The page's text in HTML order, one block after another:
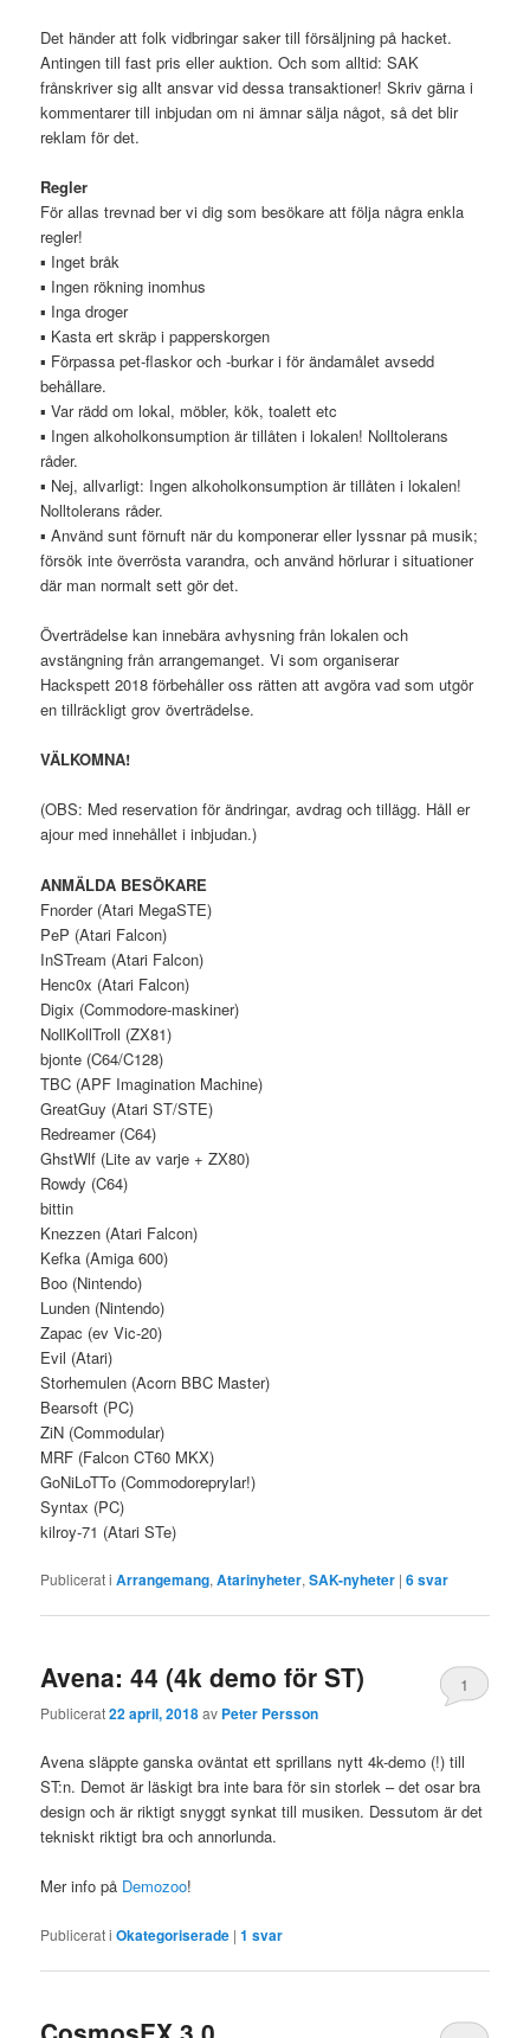
Det händer att folk vidbringar saker till försäljning på hacket.
Antingen till fast pris eller auktion. Och som alltid: SAK
frånskriver sig allt ansvar vid dessa transaktioner! Skriv gärna i
kommentarer till inbjudan om ni ämnar sälja något, så det blir
reklam för det.
Regler
För allas trevnad ber vi dig som besökare att följa några enkla
regler!
▪ Inget bråk
▪ Ingen rökning inomhus
▪ Inga droger
▪ Kasta ert skräp i papperskorgen
▪ Förpassa pet-flaskor och -burkar i för ändamålet avsedd
behållare.
▪ Var rädd om lokal, möbler, kök, toalett etc
▪ Ingen alkoholkonsumption är tillåten i lokalen! Nolltolerans
råder.
▪ Nej, allvarligt: Ingen alkoholkonsumption är tillåten i lokalen!
Nolltolerans råder.
▪ Använd sunt förnuft när du komponerar eller lyssnar på musik;
försök inte överrösta varandra, och använd hörlurar i situationer
där man normalt sett gör det.
Överträdelse kan innebära avhysning från lokalen och
avstängning från arrangemanget. Vi som organiserar
Hackspett 2018 förbehåller oss rätten att avgöra vad som utgör
en tillräckligt grov överträdelse.
VÄLKOMNA!
(OBS: Med reservation för ändringar, avdrag och tillägg. Håll er
ajour med innehållet i inbjudan.)
ANMÄLDA BESÖKARE
Fnorder (Atari MegaSTE)
PeP (Atari Falcon)
InSTream (Atari Falcon)
Henc0x (Atari Falcon)
Digix (Commodore-maskiner)
NollKollTroll (ZX81)
bjonte (C64/C128)
TBC (APF Imagination Machine)
GreatGuy (Atari ST/STE)
Redreamer (C64)
GhstWlf (Lite av varje + ZX80)
Rowdy (C64)
bittin
Knezzen (Atari Falcon)
Kefka (Amiga 600)
Boo (Nintendo)
Lunden (Nintendo)
Zapac (ev Vic-20)
Evil (Atari)
Storhemulen (Acorn BBC Master)
Bearsoft (PC)
ZiN (Commodular)
MRF (Falcon CT60 MKX)
GoNiLoTTo (Commodoreprylar!)
Syntax (PC)
kilroy-71 (Atari STe)
Publicerat i Arrangemang,Atarinyheter,SAK-nyheter |6svar
Avena: 44 (4k demo för ST)
Publicerat22 april, 2018av Peter Persson
1
Avena släppte ganska oväntat ett sprillans nytt 4k-demo (!) till
ST:n. Demot är läskigt bra inte bara för sin storlek – det osar bra
design och är riktigt snyggt synkat till musiken. Dessutom är det
tekniskt riktigt bra och annorlunda.
Mer info på Demozoo!
Publicerat i Okategoriserade |1 svar